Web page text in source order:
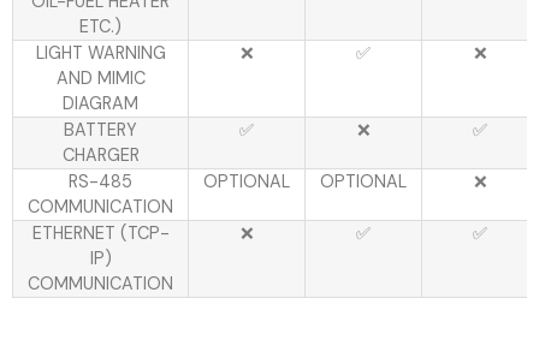
ETC.)
LIGHT WARNING
AND MIMIC
DIAGRAM
❌ ✅ ❌
BATTERY
CHARGER
✅ ❌ ✅
RS-485
COMMUNICATION
OPTIONAL OPTIONAL ❌
ETHERNET (TCP-
IP)
COMMUNICATION
❌ ✅ ✅